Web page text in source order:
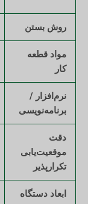
روش بستن
مواد قطعه
کار
نرم‌افزار /
برنامه‌نویسی
دقت
موقعیت‌یابی
تکرارپذیر
ابعاد دستگاه